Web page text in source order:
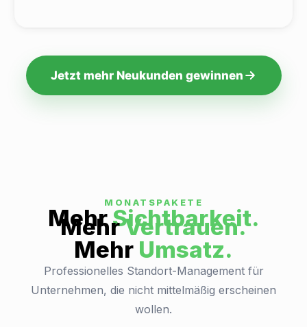
Jetzt mehr Neukunden gewinnen
MONATSPAKETE
MehrSichtbarkeit.
MehrVertrauen.
Mehr Umsatz.
Professionelles Standort-Management für
Unternehmen, die nicht mittelmäßig erscheinen
wollen.